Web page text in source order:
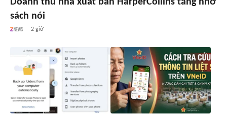
sách nói
2 giờ